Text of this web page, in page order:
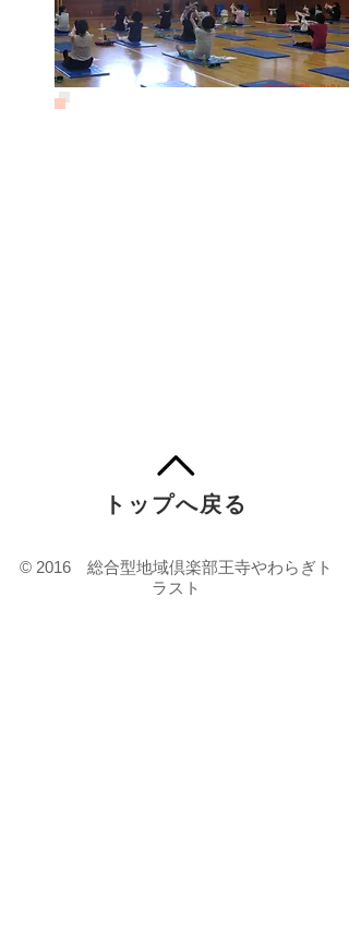
トップへ戻る
© 2016 総合型地域倶楽部王寺やわらぎト
ラスト